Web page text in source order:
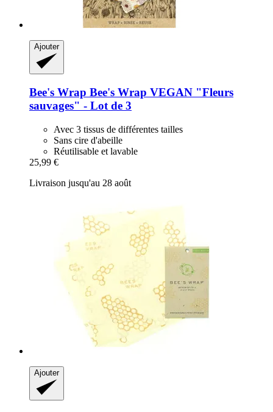
Ajouter
Bee's Wrap Bee's Wrap VEGAN "Fleurs
sauvages" -​ Lot de 3
Avec 3 tissus de différentes tailles
Sans cire d'abeille
Réutilisable et lavable
25,99 €
Livraison jusqu'au 28 août
Ajouter